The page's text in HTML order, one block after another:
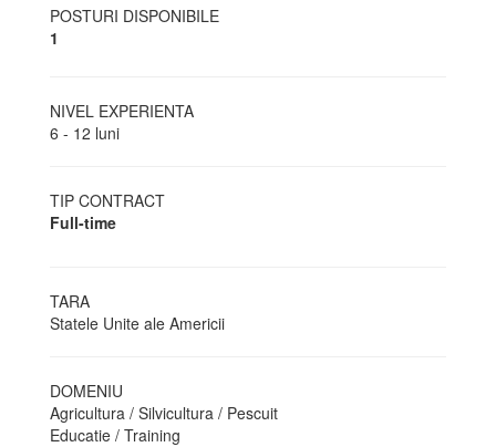
POSTURI DISPONIBILE
1
NIVEL EXPERIENTA
6 - 12 luni
TIP CONTRACT
Full-time
TARA
Statele Unite ale Americii
DOMENIU
Agricultura / Silvicultura / Pescuit
Educatie / Training